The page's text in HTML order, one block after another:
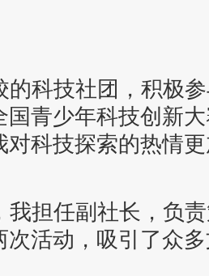
的科技社团，积极
国青少年科技创新
对科技探索的热情
我担任副社长，负
次活动，吸引了众